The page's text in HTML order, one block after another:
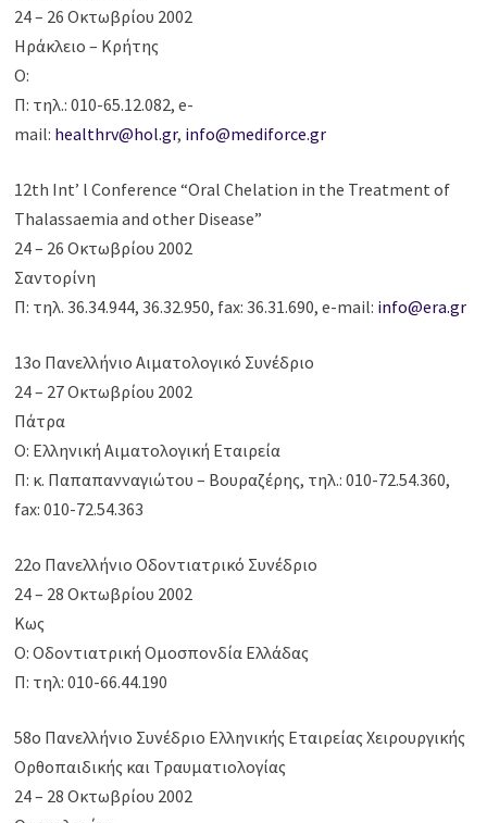
24 – 26 Οκτωβρίου 2002
Ηράκλειο – Κρήτης
Ο:
Π: τηλ.: 010-65.12.082, e-
mail: healthrv@hol.gr, info@mediforce.gr
12th Int’ l Conference “Oral Chelation in the Treatment of
Thalassaemia and other Disease”
24 – 26 Οκτωβρίου 2002
Σαντορίνη
Π: τηλ. 36.34.944, 36.32.950, fax: 36.31.690, e-mail: info@era.gr
13o Πανελλήνιο Αιματολογικό Συνέδριο
24 – 27 Οκτωβρίου 2002
Πάτρα
Ο: Ελληνική Αιματολογική Εταιρεία
Π: κ. Παπαπανναγιώτου – Βουραζέρης, τηλ.: 010-72.54.360,
fax: 010-72.54.363
22ο Πανελλήνιο Οδοντιατρικό Συνέδριο
24 – 28 Οκτωβρίου 2002
Κως
Ο: Οδοντιατρική Ομοσπονδία Ελλάδας
Π: τηλ: 010-66.44.190
58ο Πανελλήνιο Συνέδριο Ελληνικής Εταιρείας Χειρουργικής
Ορθοπαιδικής και Τραυματιολογίας
24 – 28 Οκτωβρίου 2002